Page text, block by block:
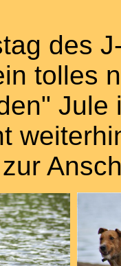
des
tolles